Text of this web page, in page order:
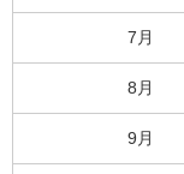
7月
8月
9月